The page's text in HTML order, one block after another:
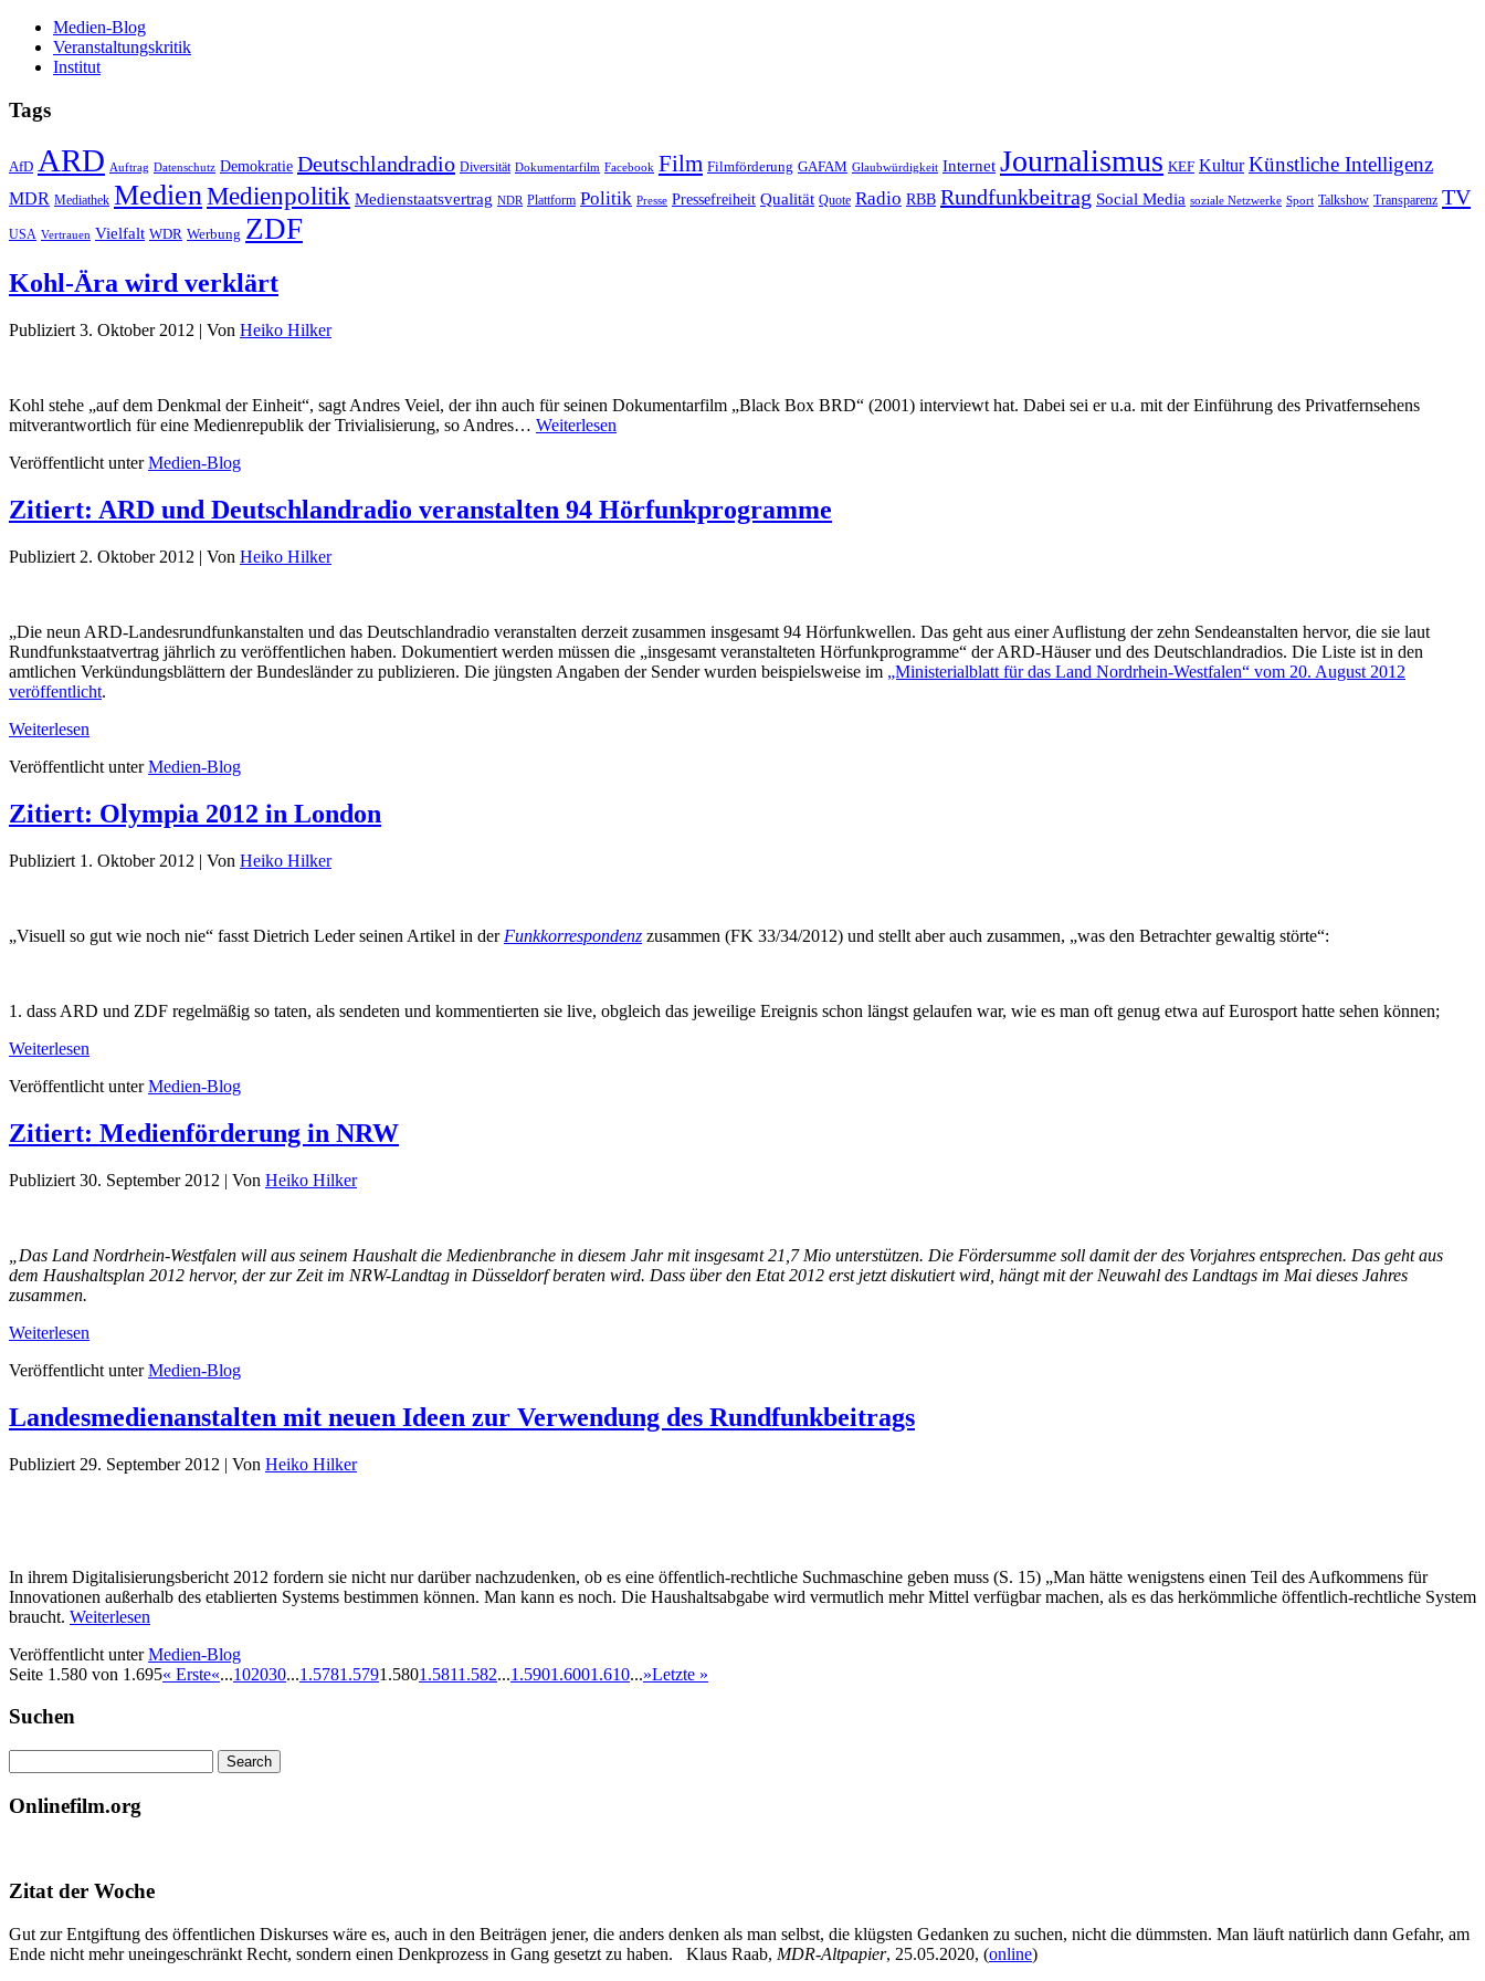
Medien-Blog
Veranstaltungskritik
Institut
Tags
AfD ARD Auftrag Datenschutz Demokratie Deutschlandradio Diversität Dokumentarfilm Facebook Film Filmförderung GAFAM Glaubwürdigkeit Internet Journalismus KEF Kultur Künstliche Intelligenz
MDR Mediathek MedienMedienpolitik Medienstaatsvertrag NDR Plattform Politik Presse Pressefreiheit Qualität Quote Radio RBB Rundfunkbeitrag Social Media soziale Netzwerke Sport Talkshow Transparenz TV
USA Vertrauen Vielfalt WDR Werbung ZDF
Kohl-Ära wird verklärt
Publiziert 3. Oktober 2012 | Von Heiko Hilker
Kohl stehe „auf dem Denkmal der Einheit“, sagt Andres Veiel, der ihn auch für seinen Dokumentarfilm „Black Box BRD“ (2001) interviewt hat. Dabei sei er u.a. mit der Einführung des Privatfernsehens
mitverantwortlich für eine Medienrepublik der Trivialisierung, so Andres… Weiterlesen
Veröffentlicht unter Medien-Blog
Zitiert: ARD und Deutschlandradio veranstalten 94 Hörfunkprogramme
Publiziert 2. Oktober 2012 | Von Heiko Hilker
„Die neun ARD-Landesrundfunkanstalten und das Deutschlandradio veranstalten derzeit zusammen insgesamt 94 Hörfunkwellen. Das geht aus einer Auflistung der zehn Sendeanstalten hervor, die sie laut
Rundfunkstaatvertrag jährlich zu veröffentlichen haben. Dokumentiert werden müssen die „insgesamt veranstalteten Hörfunkprogramme“ der ARD-Häuser und des Deutschlandradios. Die Liste ist in den
amtlichen Verkündungsblättern der Bundesländer zu publizieren. Die jüngsten Angaben der Sender wurden beispielsweise im „Ministerialblatt für das Land Nordrhein-Westfalen“ vom 20. August 2012
veröffentlicht.
Weiterlesen
Veröffentlicht unter Medien-Blog
Zitiert: Olympia 2012 in London
Publiziert 1. Oktober 2012 | Von Heiko Hilker
„Visuell so gut wie noch nie“ fasst Dietrich Leder seinen Artikel in der Funkkorrespondenz zusammen (FK 33/34/2012) und stellt aber auch zusammen, „was den Betrachter gewaltig störte“:
1. dass ARD und ZDF regelmäßig so taten, als sendeten und kommentierten sie live, obgleich das jeweilige Ereignis schon längst gelaufen war, wie es man oft genug etwa auf Eurosport hatte sehen können;
Weiterlesen
Veröffentlicht unter Medien-Blog
Zitiert: Medienförderung in NRW
Publiziert 30. September 2012 | Von Heiko Hilker
„Das Land Nordrhein-Westfalen will aus seinem Haushalt die Medienbranche in diesem Jahr mit insgesamt 21,7 Mio unterstützen. Die Fördersumme soll damit der des Vorjahres entsprechen. Das geht aus
dem Haushaltsplan 2012 hervor, der zur Zeit im NRW-Landtag in Düsseldorf beraten wird. Dass über den Etat 2012 erst jetzt diskutiert wird, hängt mit der Neuwahl des Landtags im Mai dieses Jahres
zusammen.
Weiterlesen
Veröffentlicht unter Medien-Blog
Landesmedienanstalten mit neuen Ideen zur Verwendung des Rundfunkbeitrags
Publiziert 29. September 2012 | Von Heiko Hilker
In ihrem Digitalisierungsbericht 2012 fordern sie nicht nur darüber nachzudenken, ob es eine öffentlich-rechtliche Suchmaschine geben muss (S. 15) „Man hätte wenigstens einen Teil des Aufkommens für
Innovationen außerhalb des etablierten Systems bestimmen können. Man kann es noch. Die Haushaltsabgabe wird vermutlich mehr Mittel verfügbar machen, als es das herkömmliche öffentlich-rechtliche System
braucht. Weiterlesen
Veröffentlicht unter Medien-Blog
Seite 1.580 von 1.695« Erste«...102030...1.5781.5791.5801.5811.582...1.5901.6001.610...»Letzte »
Suchen
Onlinefilm.org
Zitat der Woche
Gut zur Entgiftung des öffentlichen Diskurses wäre es, auch in den Beiträgen jener, die anders denken als man selbst, die klügsten Gedanken zu suchen, nicht die dümmsten. Man läuft natürlich dann Gefahr, am
Ende nicht mehr uneingeschränkt Recht, sondern einen Denkprozess in Gang gesetzt zu haben. Klaus Raab, MDR-Altpapier, 25.05.2020, (online)